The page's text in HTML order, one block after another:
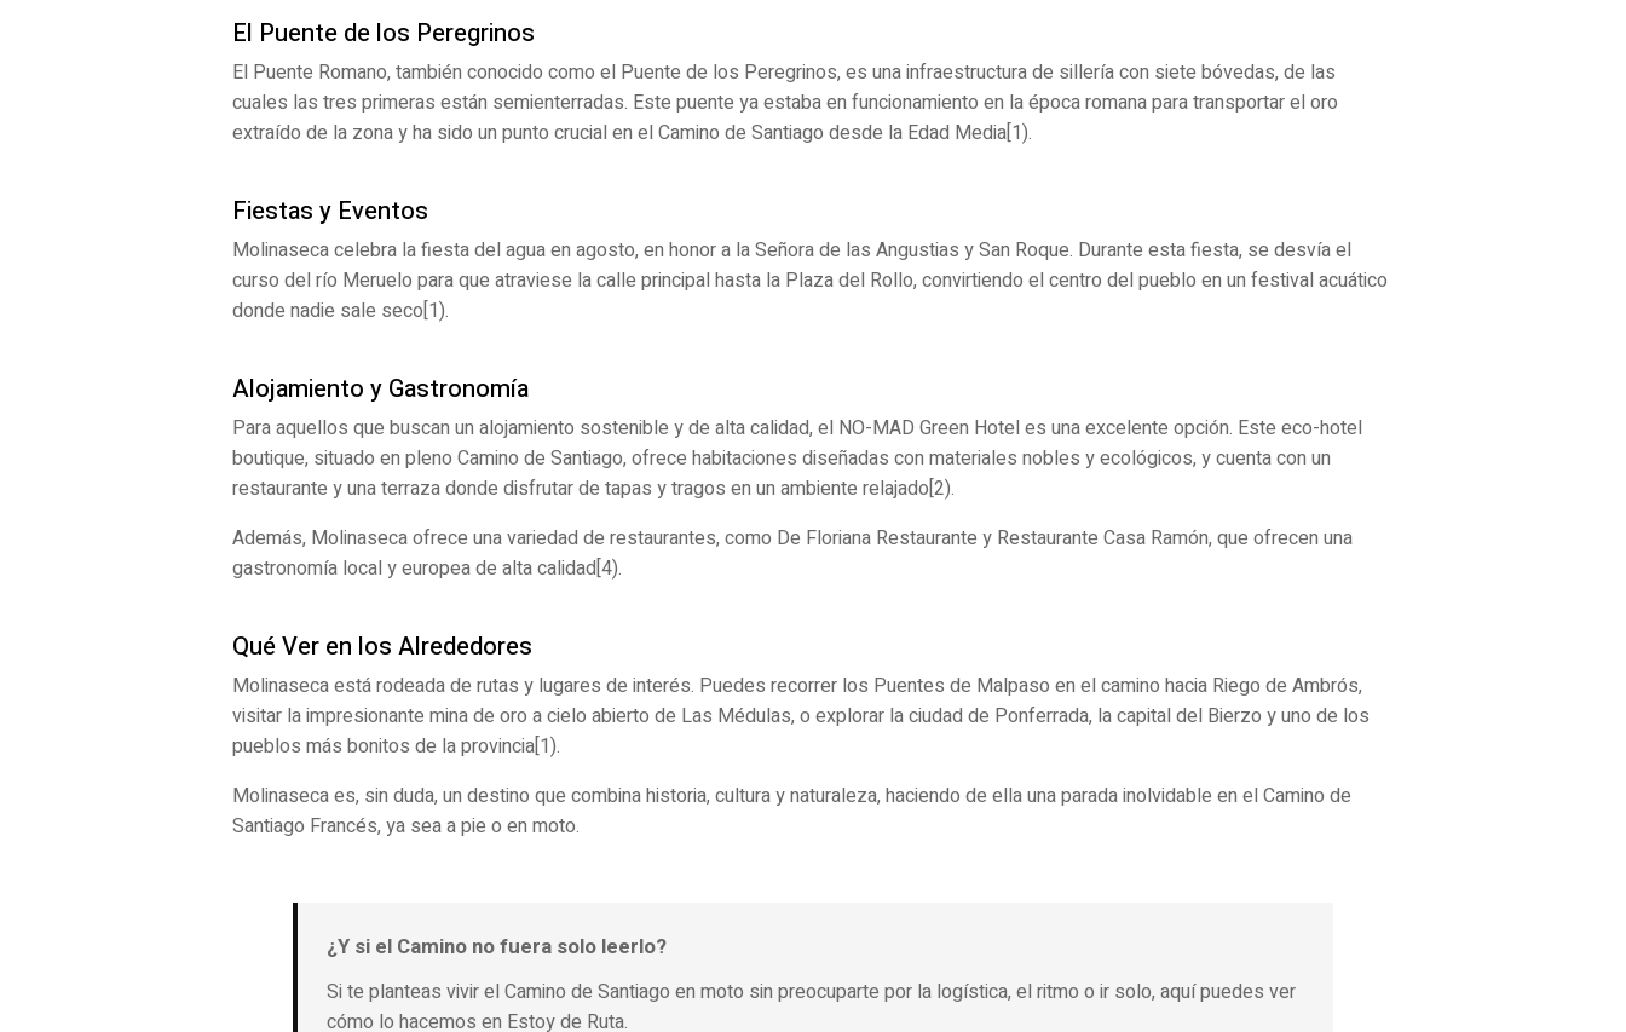
El Puente de los Peregrinos
El Puente Romano, también conocido como el Puente de los Peregrinos, es una infraestructura de sillería con siete bóvedas, de las
cuales las tres primeras están semienterradas. Este puente ya estaba en funcionamiento en la época romana para transportar el oro
extraído de la zona y ha sido un punto crucial en el Camino de Santiago desde la Edad Media[1).
Fiestas y Eventos
Molinaseca celebra la fiesta del agua en agosto, en honor a la Señora de las Angustias y San Roque. Durante esta fiesta, se desvía el
curso del río Meruelo para que atraviese la calle principal hasta la Plaza del Rollo, convirtiendo el centro del pueblo en un festival acuático
donde nadie sale seco[1).
Alojamiento y Gastronomía
Para aquellos que buscan un alojamiento sostenible y de alta calidad, el NO-MAD Green Hotel es una excelente opción. Este eco-hotel
boutique, situado en pleno Camino de Santiago, ofrece habitaciones diseñadas con materiales nobles y ecológicos, y cuenta con un
restaurante y una terraza donde disfrutar de tapas y tragos en un ambiente relajado[2).
Además, Molinaseca ofrece una variedad de restaurantes, como De Floriana Restaurante y Restaurante Casa Ramón, que ofrecen una
gastronomía local y europea de alta calidad[4).
Qué Ver en los Alrededores
Molinaseca está rodeada de rutas y lugares de interés. Puedes recorrer los Puentes de Malpaso en el camino hacia Riego de Ambrós,
visitar la impresionante mina de oro a cielo abierto de Las Médulas, o explorar la ciudad de Ponferrada, la capital del Bierzo y uno de los
pueblos más bonitos de la provincia[1).
Molinaseca es, sin duda, un destino que combina historia, cultura y naturaleza, haciendo de ella una parada inolvidable en el Camino de
Santiago Francés, ya sea a pie o en moto.
¿Y si el Camino no fuera solo leerlo?
Si te planteas vivir el Camino de Santiago en moto sin preocuparte por la logística, el ritmo o ir solo, aquí puedes ver
cómo lo hacemos en Estoy de Ruta.